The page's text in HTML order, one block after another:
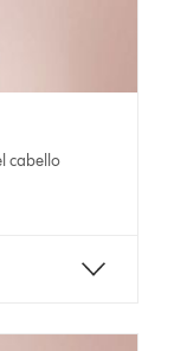
cabello